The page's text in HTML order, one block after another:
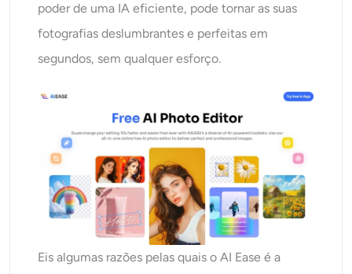
poder de uma IA eficiente, pode tornar as suas
fotografias deslumbrantes e perfeitas em
segundos, sem qualquer esforço.
Eis algumas razões pelas quais o AI Ease é a